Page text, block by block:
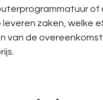
zaken, welke
van de